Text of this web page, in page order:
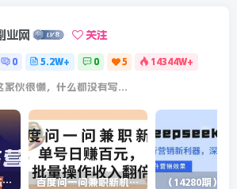
业网 关注
0 5.2W+ 0 5 14344W+
家伙很懒，什么都没有写...
杨名商业IP孵化训练营，从商业到内容到转化一站式学 价值5980元 百度问一问兼职新机遇，单号日赚百元，批量操作收入翻倍